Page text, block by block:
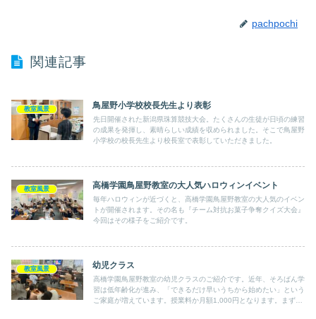
pachpochi
関連記事
教室風景 鳥屋野小学校校長先生より表彰
先日開催された新潟県珠算競技大会。たくさんの生徒が日頃の練習
の成果を発揮し、素晴らしい成績を収められました。そこで鳥屋野
小学校の校長先生より校長室で表彰していただきました。
教室風景 高橋学園鳥屋野教室の大人気ハロウィンイベント
毎年ハロウィンが近づくと、高橋学園鳥屋野教室の大人気のイベン
トが開催されます。その名も『チーム対抗お菓子争奪クイズ大会』
今回はその様子をご紹介です。
教室風景 幼児クラス
高橋学園鳥屋野教室の幼児クラスのご紹介です。近年、そろばん学
習は低年齢化が進み、「できるだけ早いうちから始めたい」という
ご家庭が増えています。授業料か月額1,000円となります。まずは